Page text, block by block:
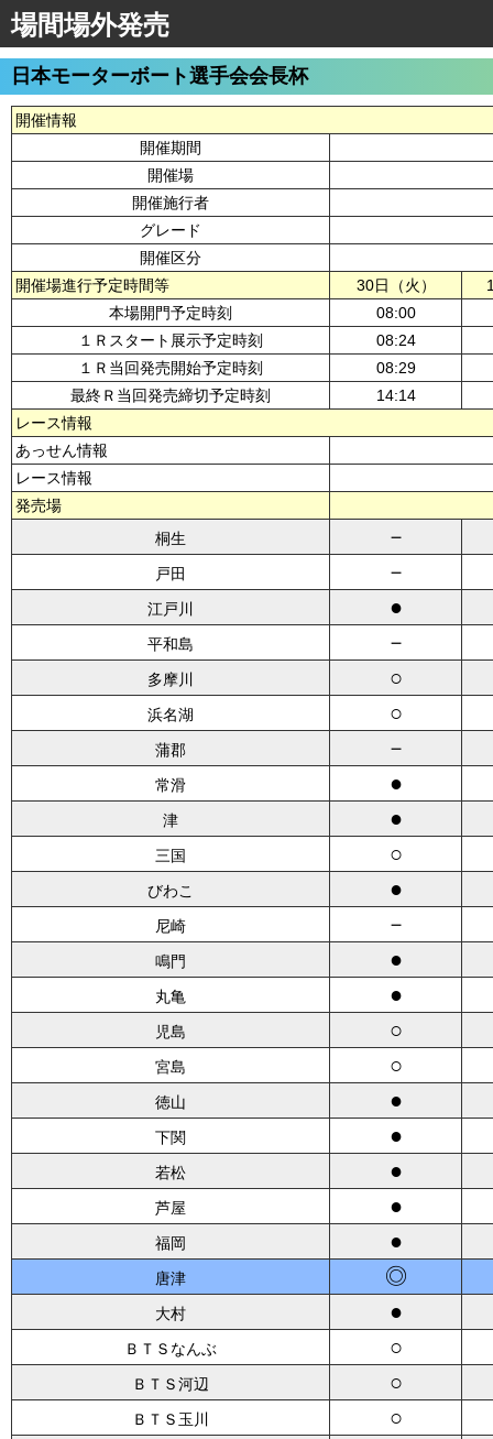
場間場外発売
日本モーターボート選手会会長杯
開催情報
開催期間
開催場
開催施行者
グレード
開催区分
開催場進行予定時間等
30日（火）
本場開門予定時刻
08:00
１Ｒスタート展示予定時刻
08:24
１Ｒ当回発売開始予定時刻
08:29
最終Ｒ当回発売締切予定時刻
14:14
レース情報
あっせん情報
レース情報
発売場
桐生
－
戸田 －
江戸川 ●
平和島 －
多摩川 ○
浜名湖 ○
蒲郡 －
常滑 ●
津 ●
三国 ○
びわこ ●
尼崎 －
鳴門 ●
丸亀 ●
児島 ○
宮島 ○
徳山 ●
下関 ●
若松 ●
芦屋 ●
福岡 ●
唐津 ◎
大村 ●
ＢＴＳなんぶ ○
ＢＴＳ河辺 ○
ＢＴＳ玉川 ○